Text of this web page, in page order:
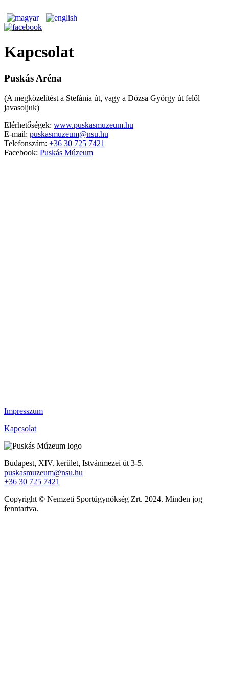
Kapcsolat
Puskás Aréna
(A megközelítést a Stefánia út, vagy a Dózsa György út felől
javasoljuk)
Elérhetőségek: www.puskasmuzeum.hu
E-mail: puskasmuzeum@nsu.hu
Telefonszám: +36 30 725 7421
Facebook: Puskás Múzeum
Impresszum
Kapcsolat
Budapest, XIV. kerület, Istvánmezei út 3-5.
puskasmuzeum@nsu.hu
+36 30 725 7421
Copyright © Nemzeti Sportügynökség Zrt. 2024. Minden jog
fenntartva.